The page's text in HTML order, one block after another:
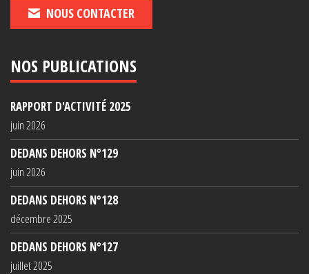
NOUS CONTACTER
NOS PUBLICATIONS
RAPPORT D'ACTIVITÉ 2025
juin 2026
DEDANS DEHORS N°129
juin 2026
DEDANS DEHORS N°128
décembre 2025
DEDANS DEHORS N°127
juillet 2025